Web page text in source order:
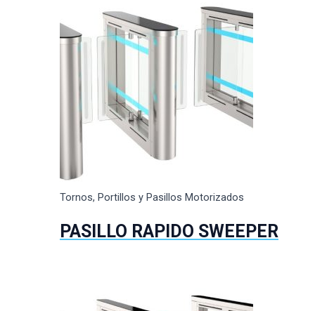
Tornos, Portillos y Pasillos Motorizados
PASILLO RAPIDO SWEEPER